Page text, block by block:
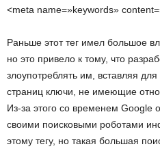
<meta name=»keywords»
Раньше этот тег имел большое
но это привело к тому, что
злоупотреблять им, вставляя
страниц ключи, не имеющие
Из-за этого со временем Google
своими поисковыми роботами
этому тегу, но такая большая